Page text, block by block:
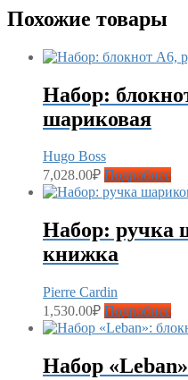
Похожие товары
Набор:
шариковая
Hugo Boss
7,028.00₽ Подробнее
Набор: ручка
книжка
Pierre Cardin
1,530.00₽ Подробнее
Набор